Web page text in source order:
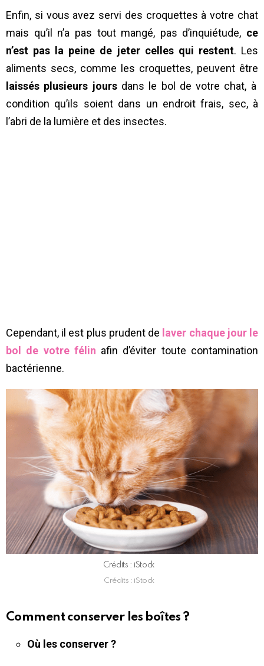
Enfin, si vous avez servi des croquettes à votre chat
mais qu’il n’a pas tout mangé, pas d’inquiétude, ce
n’est pas la peine de jeter celles qui restent. Les
aliments secs, comme les croquettes, peuvent être
laissés plusieurs joursdans le bol de votre chat, à
condition qu’ils soient dans un endroit frais, sec, à
l’abri de la lumière et des insectes.
Cependant, il est plus prudent de laver chaque jour le
bol de votre félin afin d’éviter toute contamination
bactérienne.
Crédits : iStock
Crédits : iStock
Comment conserver les boîtes ?
Où les conserver ?